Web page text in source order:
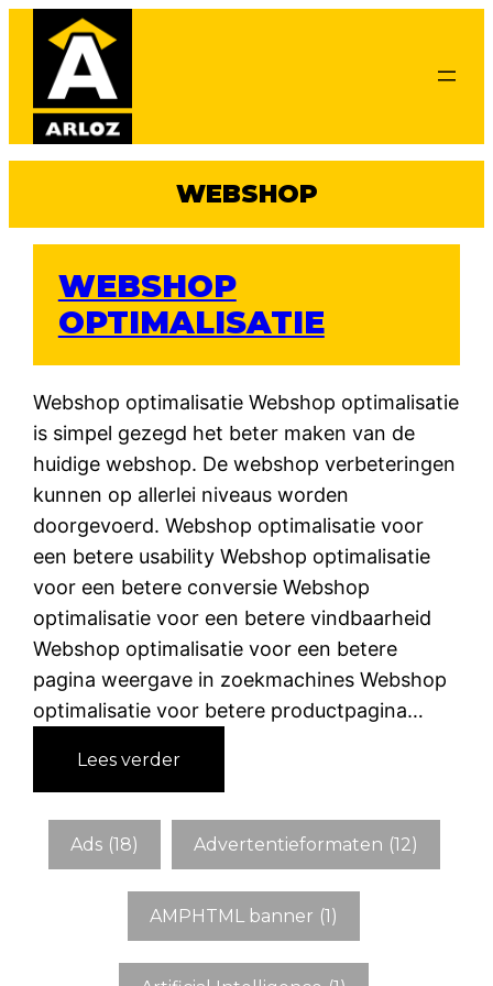
inhoud
WEBSHOP
WEBSHOP
OPTIMALISATIE
Webshop optimalisatie Webshop optimalisatie
is simpel gezegd het beter maken van de
huidige webshop. De webshop verbeteringen
kunnen op allerlei niveaus worden
doorgevoerd. Webshop optimalisatie voor
een betere usability Webshop optimalisatie
voor een betere conversie Webshop
optimalisatie voor een betere vindbaarheid
Webshop optimalisatie voor een betere
pagina weergave in zoekmachines Webshop
optimalisatie voor betere productpagina…
Lees verder:
s
h
o
o
Ads (18) Advertentieformaten (12)
AMPHTML banner (1)